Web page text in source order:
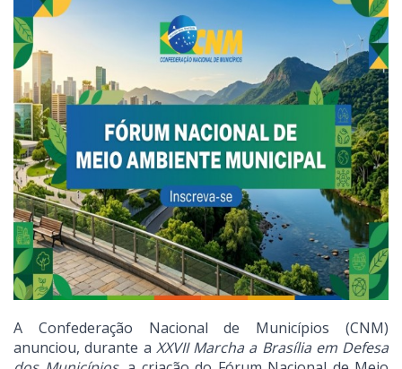
A Confederação Nacional de Municípios (CNM)
anunciou, durante a XXVII Marcha a Brasília em Defesa